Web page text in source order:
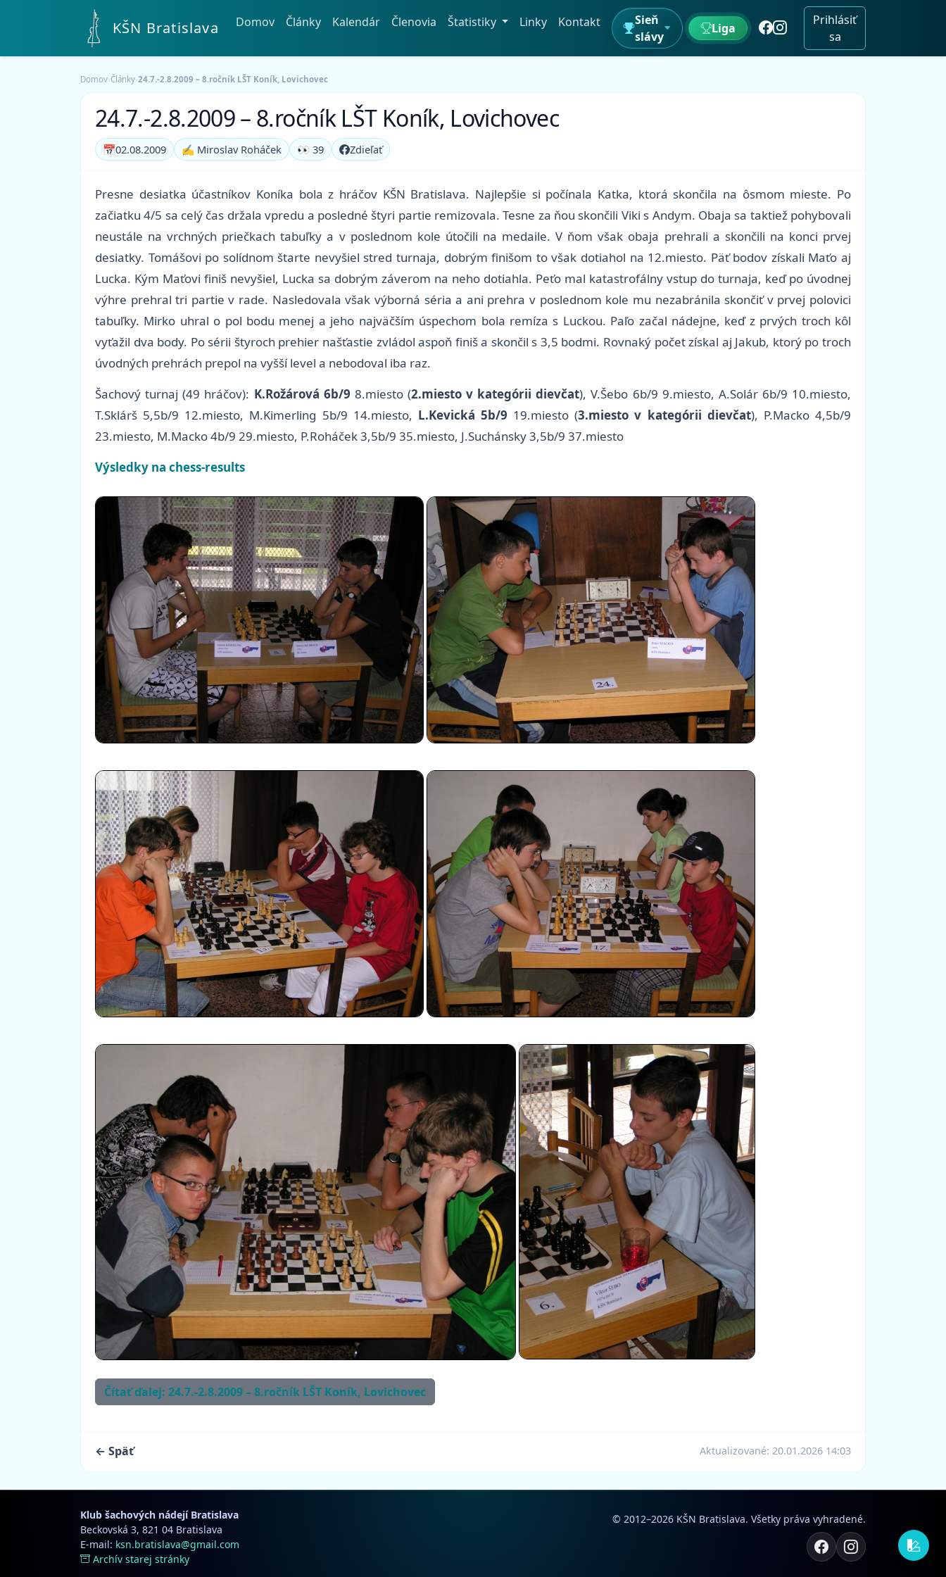
KŠN Bratislava Domov Články Kalendár Členovia Štatistiky Linky Kontakt
Sieň
slávy
Liga
Prihlásiť
sa
Domov›Články›24.7.-2.8.2009 – 8.ročník LŠT Koník, Lovichovec
24.7.-2.8.2009 – 8.ročník LŠT Koník, Lovichovec
📅02.08.2009 ✍️ Miroslav Roháček 👀 39 Zdieľať
Presne desiatka účastníkov Koníka bola z hráčov KŠN Bratislava. Najlepšie si počínala Katka, ktorá skončila na ôsmom mieste. Po
začiatku 4/5 sa celý čas držala vpredu a posledné štyri partie remizovala. Tesne za ňou skončili Viki s Andym. Obaja sa taktiež pohybovali
neustále na vrchných priečkach tabuľky a v poslednom kole útočili na medaile. V ňom však obaja prehrali a skončili na konci prvej
desiatky. Tomášovi po solídnom štarte nevyšiel stred turnaja, dobrým finišom to však dotiahol na 12.miesto. Päť bodov získali Maťo aj
Lucka. Kým Maťovi finiš nevyšiel, Lucka sa dobrým záverom na neho dotiahla. Peťo mal katastrofálny vstup do turnaja, keď po úvodnej
výhre prehral tri partie v rade. Nasledovala však výborná séria a ani prehra v poslednom kole mu nezabránila skončiť v prvej polovici
tabuľky. Mirko uhral o pol bodu menej a jeho najväčším úspechom bola remíza s Luckou. Paľo začal nádejne, keď z prvých troch kôl
vyťažil dva body. Po sérii štyroch prehier našťastie zvládol aspoň finiš a skončil s 3,5 bodmi. Rovnaký počet získal aj Jakub, ktorý po troch
úvodných prehrách prepol na vyšší level a nebodoval iba raz.
Šachový turnaj (49 hráčov): K.Rožárová 6b/9 8.miesto (2.miesto v kategórii dievčat), V.Šebo 6b/9 9.miesto, A.Solár 6b/9 10.miesto,
T.Sklárš 5,5b/9 12.miesto, M.Kimerling 5b/9 14.miesto, L.Kevická 5b/9 19.miesto (3.miesto v kategórii dievčat), P.Macko 4,5b/9
23.miesto, M.Macko 4b/9 29.miesto, P.Roháček 3,5b/9 35.miesto, J.Suchánsky 3,5b/9 37.miesto
Výsledky na chess-results
Čítať ďalej: 24.7.-2.8.2009 – 8.ročník LŠT Koník, Lovichovec
← Späť Aktualizované: 20.01.2026 14:03
Klub šachových nádejí Bratislava
Beckovská 3, 821 04 Bratislava
E-mail: ksn.bratislava@gmail.com
Archív starej stránky
© 2012–2026 KŠN Bratislava. Všetky práva vyhradené.